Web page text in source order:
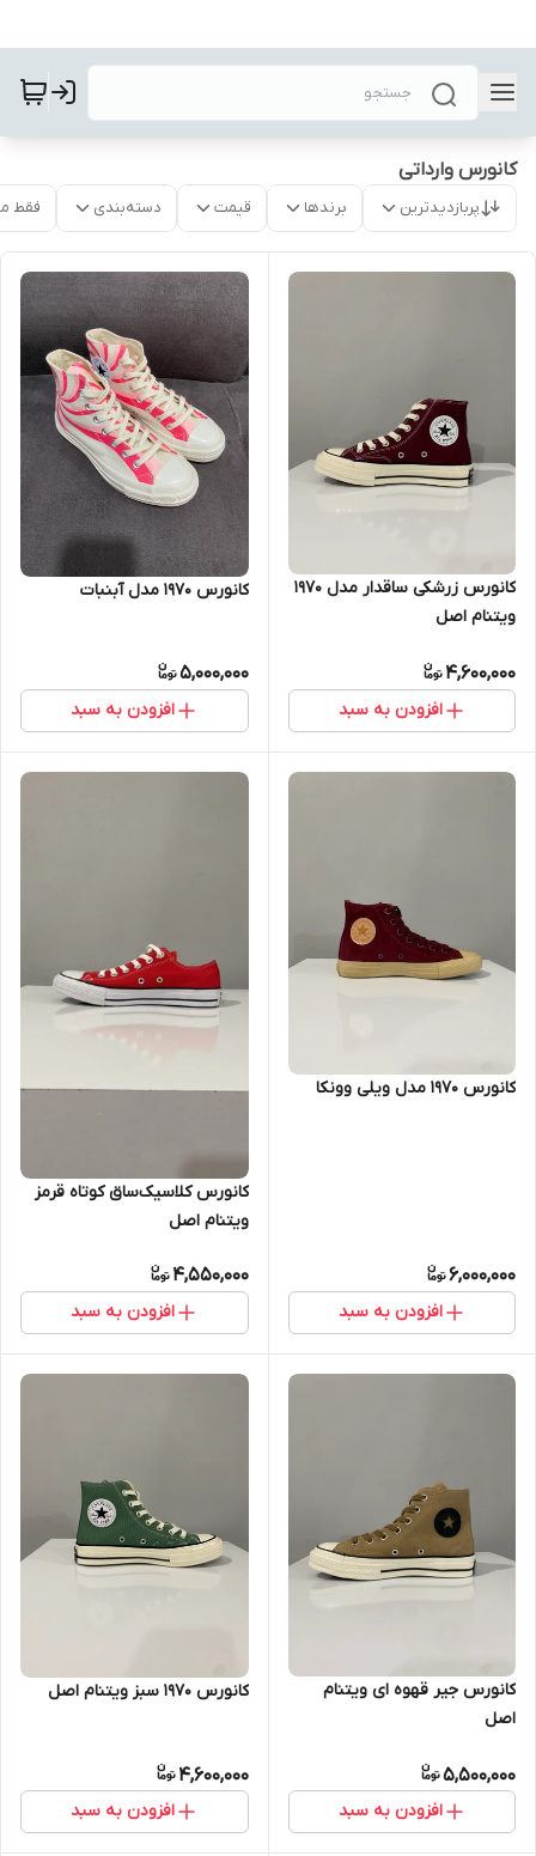
کانورس وارداتی
پربازدیدترین برندها قیمت دسته‌بندی فقط
کانورس زرشکی ساقدار مدل 1970
ویتنام اصل
4,600,000
افزودن به سبد
کانورس ۱۹۷۰ مدل آبنبات
5,000,000
افزودن به سبد
کانورس ۱۹۷۰ مدل ویلی وونکا
6,000,000
افزودن به سبد
کانورس کلاسیک‌ساق کوتاه قرمز
ویتنام اصل
4,550,000
افزودن به سبد
کانورس جیر قهوه ای ویتنام
اصل
5,500,000
افزودن به سبد
کانورس ۱۹۷۰ سبز ویتنام اصل
4,600,000
افزودن به سبد